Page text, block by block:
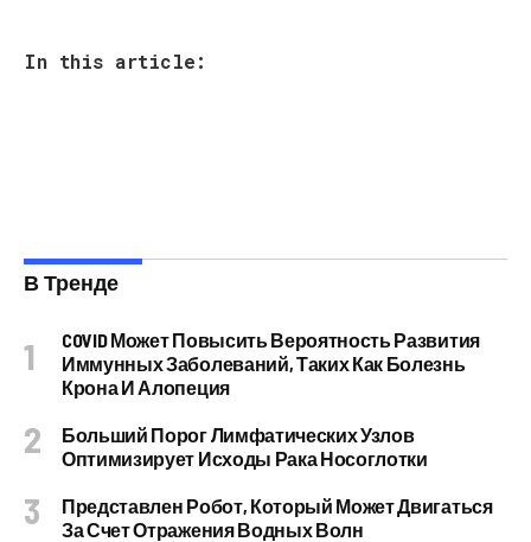
In this article:
В Тренде
COVID Может Повысить Вероятность Развития
Иммунных Заболеваний, Таких Как Болезнь
Крона И Алопеция
Больший Порог Лимфатических Узлов
Оптимизирует Исходы Рака Носоглотки
Представлен Робот, Который Может Двигаться
За Счет Отражения Водных Волн